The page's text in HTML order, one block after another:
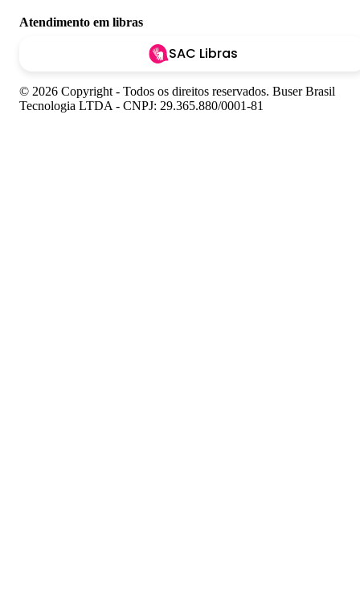
Atendimento em libras
SAC Libras
© 2026 Copyright - Todos os direitos reservados. Buser Brasil
Tecnologia LTDA - CNPJ: 29.365.880/0001-81